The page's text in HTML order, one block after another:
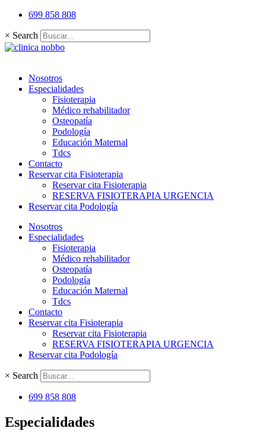
699 858 808
× Search
Nosotros
Especialidades
Fisioterapia
Médico rehabilitador
Osteopatía
Podología
Educación Maternal
Tdcs
Contacto
Reservar cita Fisioterapia
Reservar cita Fisioterapia
RESERVA FISIOTERAPIA URGENCIA
Reservar cita Podología
Nosotros
Especialidades
Fisioterapia
Médico rehabilitador
Osteopatía
Podología
Educación Maternal
Tdcs
Contacto
Reservar cita Fisioterapia
Reservar cita Fisioterapia
RESERVA FISIOTERAPIA URGENCIA
Reservar cita Podología
× Search
699 858 808
Especialidades